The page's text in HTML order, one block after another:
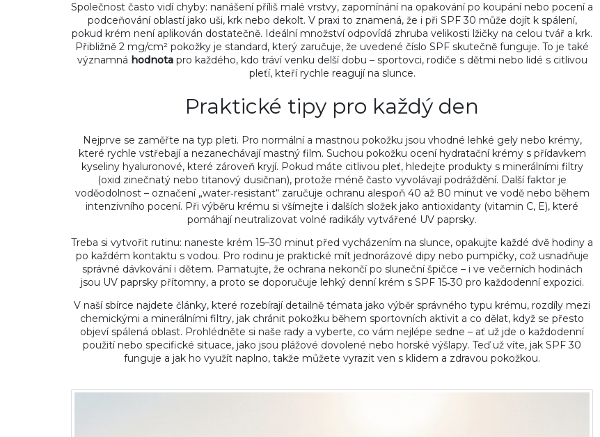
Společnost často vidí chyby: nanášení příliš malé vrstvy, zapomínání na opakování po koupání nebo pocení a
podceňování oblastí jako uši, krk nebo dekolt. V praxi to znamená, že i při SPF 30 může dojít k spálení,
pokud krém není aplikován dostatečně. Ideální množství odpovídá zhruba velikosti lžičky na celou tvář a krk.
Přibližně 2 mg/cm² pokožky je standard, který zaručuje, že uvedené číslo SPF skutečně funguje. To je také
významná hodnotapro každého, kdo tráví venku delší dobu – sportovci, rodiče s dětmi nebo lidé s citlivou
pleťí, kteří rychle reagují na slunce.
Praktické tipy pro každý den
Nejprve se zaměřte na typ pleti. Pro normální a mastnou pokožku jsou vhodné lehké gely nebo krémy,
které rychle vstřebají a nezanechávají mastný film. Suchou pokožku ocení hydratační krémy s přídavkem
kyseliny hyaluronové, které zároveň kryjí. Pokud máte citlivou pleť, hledejte produkty s minerálními filtry
(oxid zinečnatý nebo titanový dusičnan), protože méně často vyvolávají podráždění. Další faktor je
voděodolnost – označení „water‑resistant“ zaručuje ochranu alespoň 40 až 80 minut ve vodě nebo během
intenzivního pocení. Při výběru krému si všímejte i dalších složek jako antioxidanty (vitamin C, E), které
pomáhají neutralizovat volné radikály vytvářené UV paprsky.
Treba si vytvořit rutinu: naneste krém 15–30 minut před vycházením na slunce, opakujte každé dvě hodiny a
po každém kontaktu s vodou. Pro rodinu je praktické mít jednorázové dipy nebo pumpičky, což usnadňuje
správné dávkování i dětem. Pamatujte, že ochrana nekončí po sluneční špičce – i ve večerních hodinách
jsou UV paprsky přítomny, a proto se doporučuje lehký denní krém s SPF 15‑30 pro každodenní expozici.
V naší sbírce najdete články, které rozebírají detailně témata jako výběr správného typu krému, rozdíly mezi
chemickými a minerálními filtry, jak chránit pokožku během sportovních aktivit a co dělat, když se přesto
objeví spálená oblast. Prohlédněte si naše rady a vyberte, co vám nejlépe sedne – ať už jde o každodenní
použití nebo specifické situace, jako jsou plážové dovolené nebo horské výšlapy. Teď už víte, jak SPF 30
funguje a jak ho využít naplno, takže můžete vyrazit ven s klidem a zdravou pokožkou.